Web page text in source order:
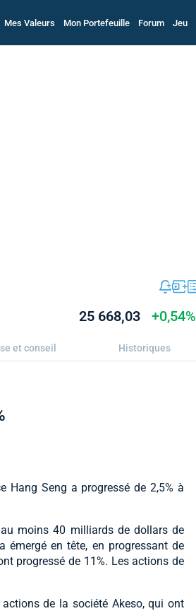
Mes Valeurs Mon Portefeuille Forum Jeu
25 668,03 +0,54%
et conseil Historiques
Hang Seng a progressé de 2,5% à
moins 40 milliards de dollars de
émergé en tête, en progressant de
progressé de 11%. Les actions de
de la société Akeso, qui ont